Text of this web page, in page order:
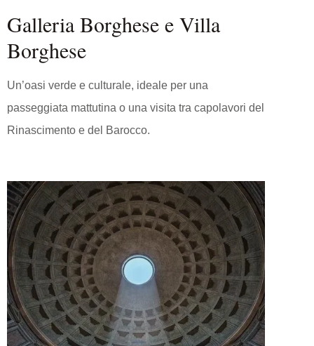
Galleria Borghese e Villa
Borghese
Un’oasi verde e culturale, ideale per una
passeggiata mattutina o una visita tra capolavori del
Rinascimento e del Barocco.